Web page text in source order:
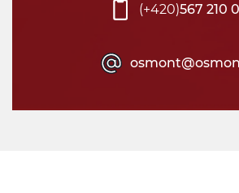
(+420)567 210